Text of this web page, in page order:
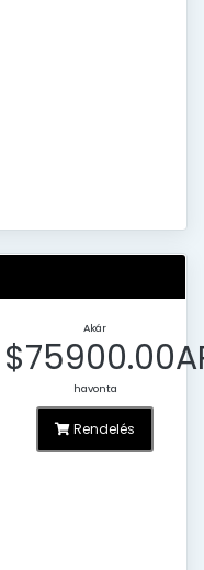
Akár
havonta
Rendelés